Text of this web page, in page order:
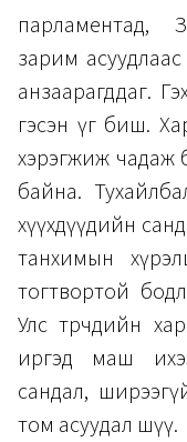
парламентад,
зарим
анзаарагддаг.
гэсэн үг биш.
хэрэгжиж чадаж
байна.
хүүхдүүдийн
танхимын
тогтвортой
Улс төрчдийн
иргэд маш
сандал,
том асуудал шүү.